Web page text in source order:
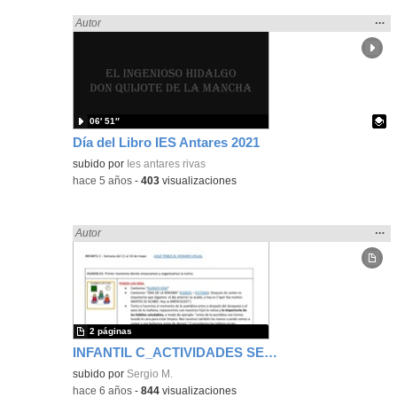
Día del Libro IES Antares 2021
Encontrado «LENGUA CASTELLANA» en:
Autor
la
…
Contenido educativo.
subido por Ies antares rivas
06′ 51″
-hace 5 años -403 visualizaciones
INFANTIL C_ACTIVIDADES SEMANA 11 AL 14 mayo
Encontrado «LENGUA CASTELLANA» en:
Autor
la
…
subido por Sergio M.
2 páginas
-hace 6 años -844 visualizaciones